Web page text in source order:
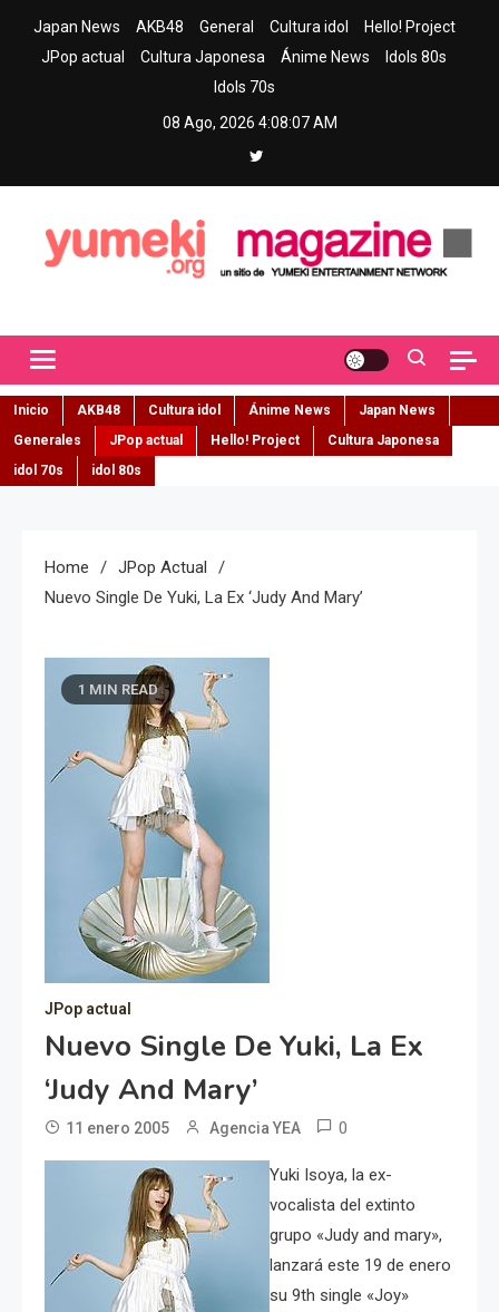
Japan News AKB48 General Cultura idol
Hello! Project
JPop actual
Cultura Japonesa Ánime News
Idols 80s
Idols 70s
08 Ago, 2026 4:08:08 AM
Inicio AKB48 Cultura idol Ánime News
Japan News
Generales
JPop actual Hello! Project
Cultura Japonesa
idol 70s
idol 80s
Home
JPop Actual
Nuevo Single De Yuki, La Ex ‘Judy And Mary’
1 MIN READ
JPop actual
Nuevo Single De Yuki, La Ex
‘Judy And Mary’
11 enero 2005 Agencia YEA 0
Yuki Isoya, la ex-
vocalista del extinto
grupo «Judy and mary»,
lanzará este 19 de enero
su 9th single «Joy»